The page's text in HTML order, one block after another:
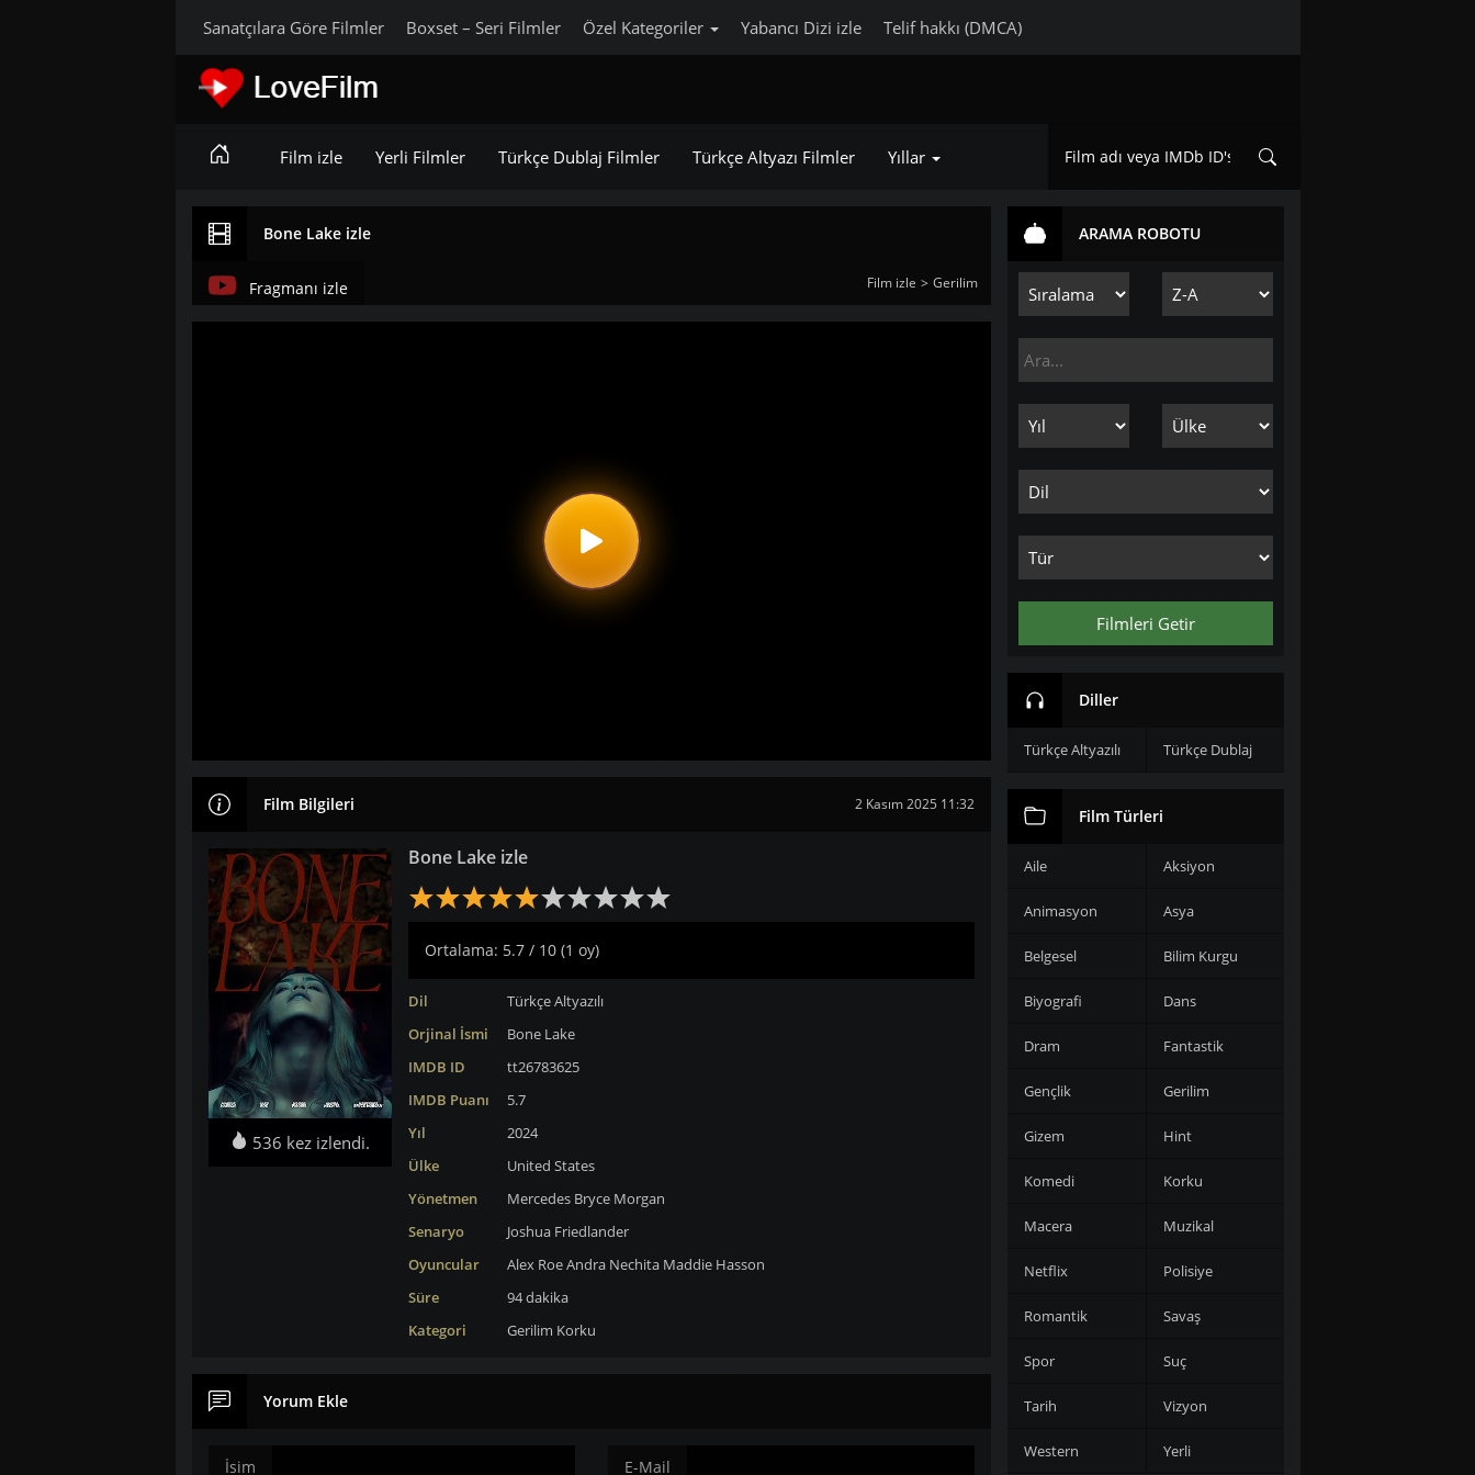
Sanatçılara Göre Filmler Boxset – Seri Filmler Özel Kategoriler Yabancı Dizi izle Telif hakkı (DMCA)
Film izle Yerli Filmler Türkçe Dublaj Filmler Türkçe Altyazı Filmler Yıllar
Bone Lake izle
Film izle Gerilim
Fragmanı izle
Film Bilgileri 2 Kasım 2025 11:32
536 kez izlendi.
Bone Lake izle
Ortalama: 5.7 / 10 (1 oy)
Dil
Türkçe Altyazılı
Orjinal İsmi
Bone Lake
IMDB ID
tt26783625
IMDB Puanı
5.7
Yıl
2024
Ülke
United States
Yönetmen
Mercedes Bryce Morgan
Senaryo
Joshua Friedlander
Oyuncular
Alex RoeAndra Nechita Maddie Hasson
Süre
94 dakika
Kategori
Gerilim Korku
Yorum Ekle
İsim E-Mail
ARAMA ROBOTU
Filmleri Getir
Diller
Türkçe Altyazılı Türkçe Dublaj
Film Türleri
Aile Aksiyon
Animasyon Asya
Belgesel Bilim Kurgu
Biyografi Dans
Dram Fantastik
Gençlik Gerilim
Gizem Hint
Komedi Korku
Macera Muzikal
Netflix Polisiye
Romantik Savaş
Spor Suç
Tarih Vizyon
Western Yerli